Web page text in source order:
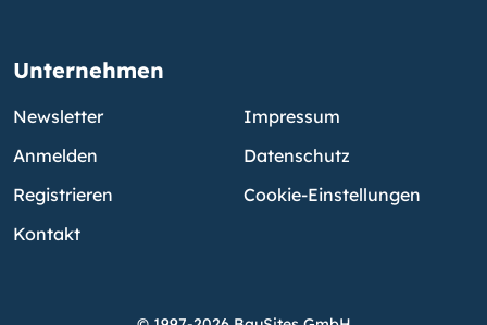
Unternehmen
Newsletter
Anmelden
Registrieren
Kontakt
Impressum
Datenschutz
Cookie-Einstellungen